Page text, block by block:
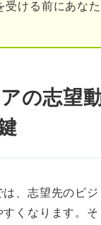
志望動機の例文5選
人々の健康な生活
模での健康意識の
ける前にあな
の志望
、志望先のビ
くなります。